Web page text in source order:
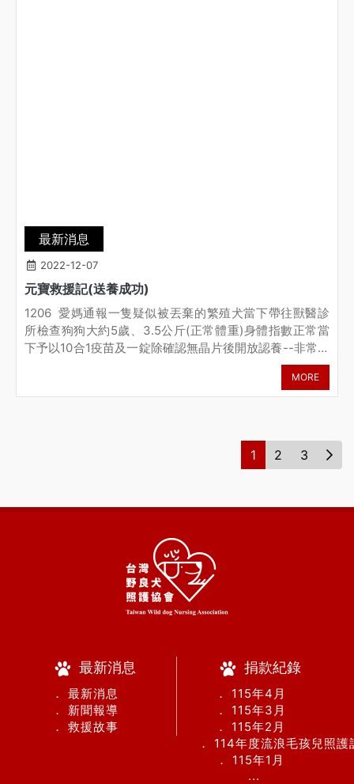
最新消息
2022-12-07
元寶救援記(送養成功)
1206 愛媽通報一隻疑似被丟棄的繁殖犬當下帶往獸醫診
所檢查狗狗大約5歲、3.5公斤(正常體重)身體指數正常當
下予以10合1疫苗及一錠除確認無晶片後開放認養--非常感
謝鹿小姐特地從台北包車下到台南只為了給狗狗一個家狗
狗經過美容整理後非常可愛唷~現在叫元寶 很會賣萌哦
MORE
1 2 3
最新消息
． 最新消息
． 新聞報導
． 救援故事
捐款紀錄
． 115年4月
． 115年3月
． 115年2月
． 114年度流浪毛孩兒照
． 115年1月
...